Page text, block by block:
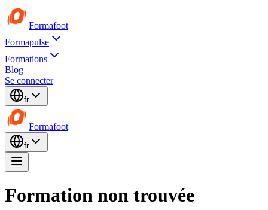
Formafoot
Formapulse
Formations
Blog
Se connecter
fr
Formafoot
fr
Formation non trouvée